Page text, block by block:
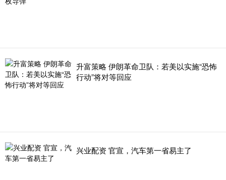
升富策略 伊朗革命卫队：若美以实施“恐怖
行动”将对等回应
兴业配资 官宣，汽车第一省易主了